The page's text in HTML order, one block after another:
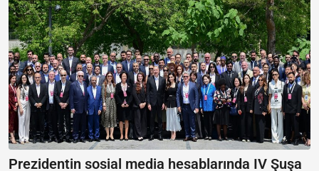
Prezidentin sosial media hesablarında IV Şuşa